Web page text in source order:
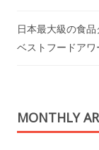
日本最大級の食
ベストフードア
MONTHLY